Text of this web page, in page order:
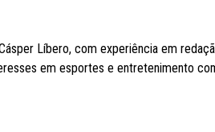
Líbero, com experiência em
em esportes e entretenimento